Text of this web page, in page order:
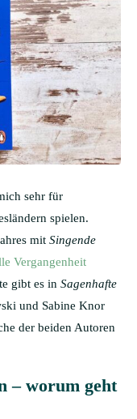
sehr für
spielen.
mit Singende
Vergangenheit
gibt es in Sagenhafte
und Sabine Knor
der beiden Autoren
– worum geht